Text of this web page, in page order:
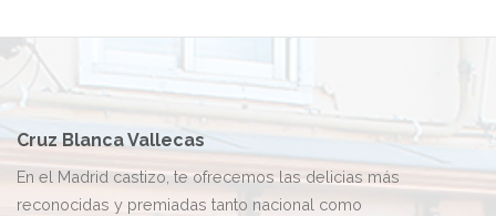
Cruz Blanca Vallecas
En el Madrid castizo, te ofrecemos las delicias más
reconocidas y premiadas tanto nacional como